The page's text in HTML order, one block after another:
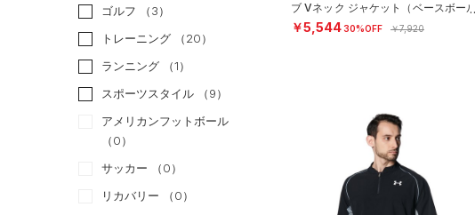
ゴルフ
（3）
トレーニング
（20）
ランニング
（1）
スポーツスタイル
（9）
アメリカンフットボール
（0）
サッカー
（0）
リカバリー
（0）
ブ Vネック ジャケット（ベースボール/
MEN）
￥5,54430%OFF ￥7,920